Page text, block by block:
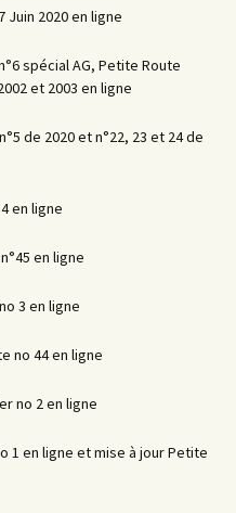
Juin 2020 en ligne
spécial AG, Petite Route
et 2003 en ligne
de 2020 et n°22, 23 et 24 de
en ligne
en ligne
3 en ligne
no 44 en ligne
no 2 en ligne
1 en ligne et mise à jour Petite